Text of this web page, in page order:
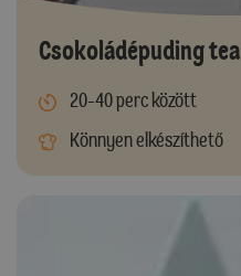
Csokoládépuding tea
20-40 perc között
Könnyen elkészíthető